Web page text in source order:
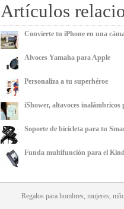
Artículos
Convierte tu iPhone en una
Alvoces Yamaha para Apple
Personaliza a tu superhéroe
iShower, altavoces inalámbricos
Soporte de bicicleta para tu
Funda multifunción para el
Regalos para hombres, mujeres,